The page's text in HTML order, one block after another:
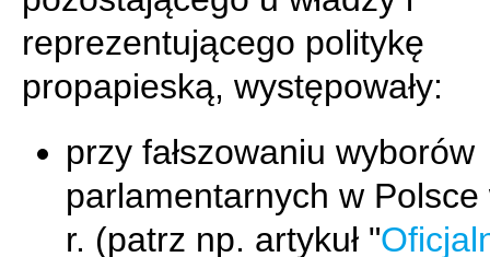
reprezentującego politykę
propapieską, występowały:
przy fałszowaniu wyborów
parlamentarnych w Polsce
r. (patrz np. artykuł "